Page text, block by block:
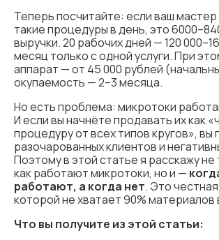
Теперь посчитайте: если ваш
такие процедуры в день, это
выручки. 20 рабочих дней — 120
месяц только с одной услуги. При
аппарат — от 45 000 рублей
окупаемость — 2–3 месяца.
Но есть проблема: микротоки
И если вы начнёте продавать их как
процедуру от всех типов кругов», вы
разочарованных клиентов и
Поэтому в этой статье я расскажу не
как работают микротоки, но и —
работают, а когда нет. Это
которой не хватает 90% материалов
Что вы получите из этой статьи: